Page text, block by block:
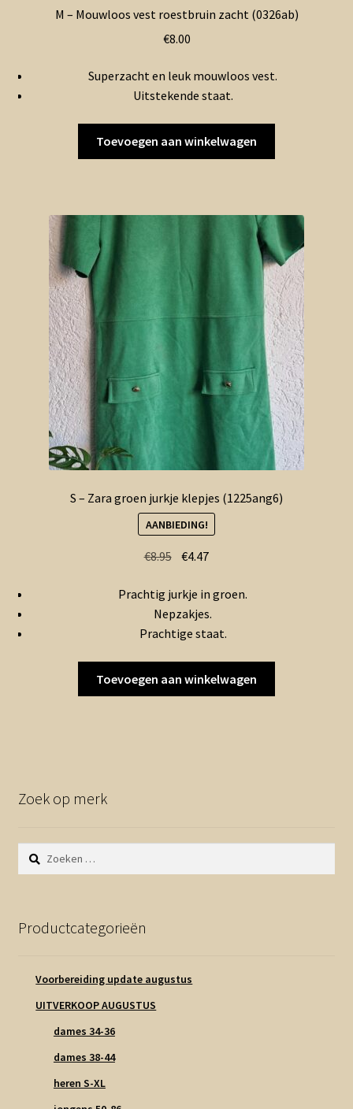
M – Mouwloos vest roestbruin zacht (0326ab)
€8.00
Superzacht en leuk mouwloos vest.
Uitstekende staat.
Toevoegen aan winkelwagen
S – Zara groen jurkje klepjes (1225ang6)
AANBIEDING!
€8.95 Oorspronkelijke
was:
€8.95.
€4.47Huidige
is:
€4.47.
Prachtig jurkje in groen.
Nepzakjes.
Prachtige staat.
Toevoegen aan winkelwagen
Zoek op merk
Zoeken
naar:
Productcategorieën
Voorbereiding update augustus
UITVERKOOP AUGUSTUS
dames 34-36
dames 38-44
heren S-XL